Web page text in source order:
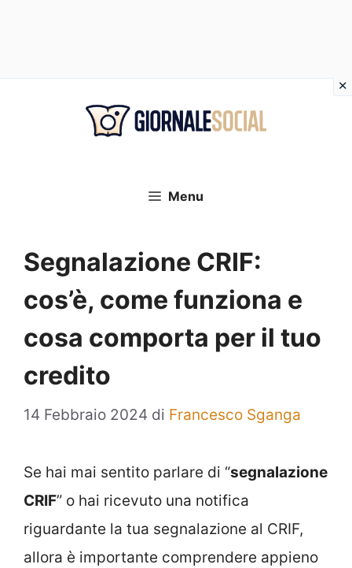
Menu
Segnalazione CRIF:
cos’è, come funziona e
cosa comporta per il tuo
credito
14 Febbraio 2024 di Francesco Sganga
Se hai mai sentito parlare di “segnalazione
CRIF” o hai ricevuto una notifica
riguardante la tua segnalazione al CRIF,
allora è importante comprendere appieno